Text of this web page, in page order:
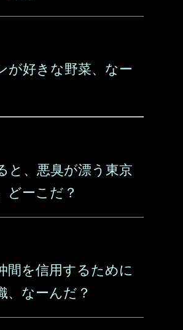
が好きな野菜、なー
と、悪臭が漂う東京
どーこだ？
間を信用するために
、なーんだ？